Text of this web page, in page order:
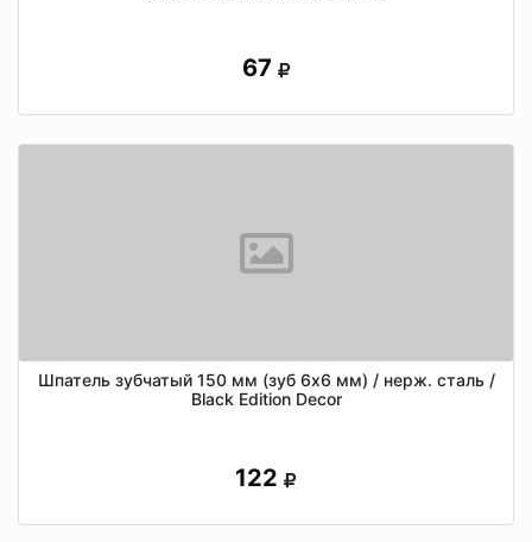
67
Шпатель зубчатый 150 мм (зуб 6х6 мм) / нерж. сталь /
Black Edition Decor
122